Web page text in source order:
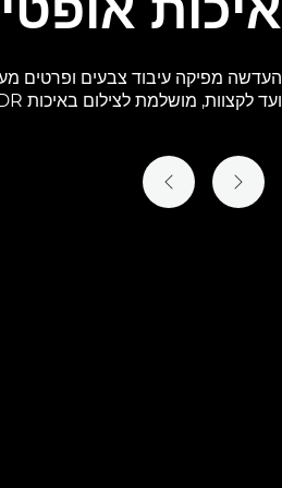
העדשה מפיקה עיבוד צבעים ופרטים
ועד לקצוות, מושלמת לצילום באיכות 4K HDR.
השקופית הקודמתהשקופית הבאה